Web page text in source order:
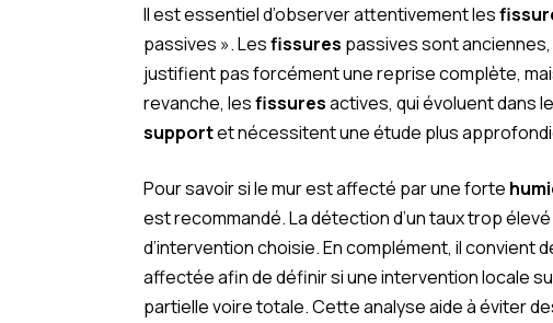
Il est essentiel d’observer attentivement les
passives ». Lesfissures passives sont
justifient pas forcément une reprise complète,
revanche, lesfissuresactives, qui évoluent dans
supportet nécessitent une étude plus
Pour savoir si le mur est affecté par une forte
est recommandé. La détection d’un taux trop
d’intervention choisie. En complément, il convient
affectée afin de définir si une intervention locale
partielle voire totale. Cette analyse aide à éviter